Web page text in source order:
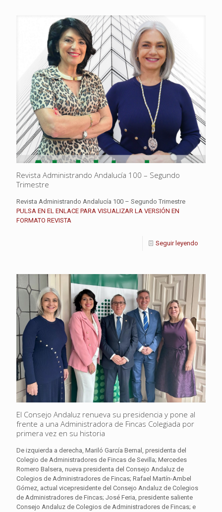
Revista Administrando Andalucía 100 – Segundo
Trimestre
Revista Administrando Andalucía 100 – Segundo Trimestre
PULSA EN EL ENLACE PARA VISUALIZAR LA VERSIÓN EN
FORMATO REVISTA
Seguir leyendo
El Consejo Andaluz renueva su presidencia y pone al
frente a una Administradora de Fincas Colegiada por
primera vez en su historia
De izquierda a derecha, Mariló García Bernal, presidenta del
Colegio de Administradores de Fincas de Sevilla; Mercedes
Romero Balsera, nueva presidenta del Consejo Andaluz de
Colegios de Administradores de Fincas; Rafael Martín-Ambel
Gómez, actual vicepresidente del Consejo Andaluz de Colegios
de Administradores de Fincas; José Feria, presidente saliente
Consejo Andaluz de Colegios de Administradores de Fincas; e